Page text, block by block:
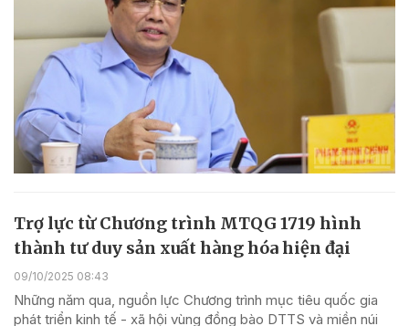
Trợ lực từ Chương trình MTQG 1719 hình
thành tư duy sản xuất hàng hóa hiện đại
09/10/2025 08:43
Những năm qua, nguồn lực Chương trình mục tiêu quốc gia
phát triển kinh tế - xã hội vùng đồng bào DTTS và miền núi